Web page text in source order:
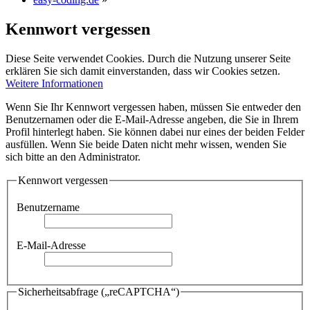
Kennwort vergessen
Diese Seite verwendet Cookies. Durch die Nutzung unserer Seite
erklären Sie sich damit einverstanden, dass wir Cookies setzen.
Weitere Informationen
Wenn Sie Ihr Kennwort vergessen haben, müssen Sie entweder den
Benutzernamen oder die E-Mail-Adresse angeben, die Sie in Ihrem
Profil hinterlegt haben. Sie können dabei nur eines der beiden Felder
ausfüllen. Wenn Sie beide Daten nicht mehr wissen, wenden Sie
sich bitte an den Administrator.
Kennwort vergessen
Benutzername
E-Mail-Adresse
Sicherheitsabfrage („reCAPTCHA“)